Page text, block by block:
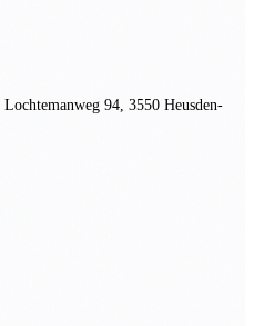
Lochtemanweg 94, 3550 Heusden-